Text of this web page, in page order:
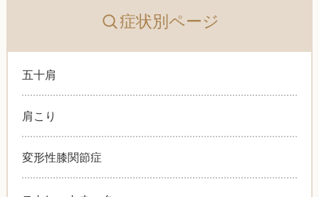
症状別ページ
五十肩
肩こり
変形性膝関節症